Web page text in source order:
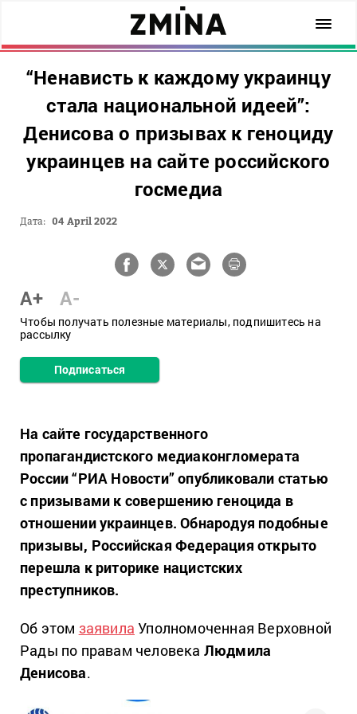
“Ненависть к каждому украинцу
стала национальной идеей”:
Денисова о призывах к геноциду
украинцев на сайте российского
госмедиа
Дата: 04 April 2022
A+ A-
Чтобы получать полезные материалы, подпишитесь на
рассылку
Подписаться
На сайте государственного
пропагандистского медиаконгломерата
России “РИА Новости” опубликовали статью
с призывами к совершению геноцида в
отношении украинцев. Обнародуя подобные
призывы, Российская Федерация открыто
перешла к риторике нацистских
преступников.
Об этом заявила Уполномоченная Верховной
Рады по правам человека Людмила
Денисова.